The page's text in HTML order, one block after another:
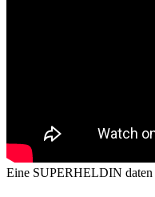
Eine SUPERHELDIN